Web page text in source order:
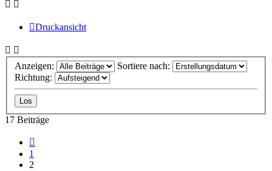
Druckansicht
Anzeigen:
Sortiere nach:
Richtung:
17 Beiträge
1
2